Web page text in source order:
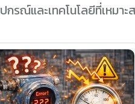
รณ์และเทคโนโลยีที่เหมา